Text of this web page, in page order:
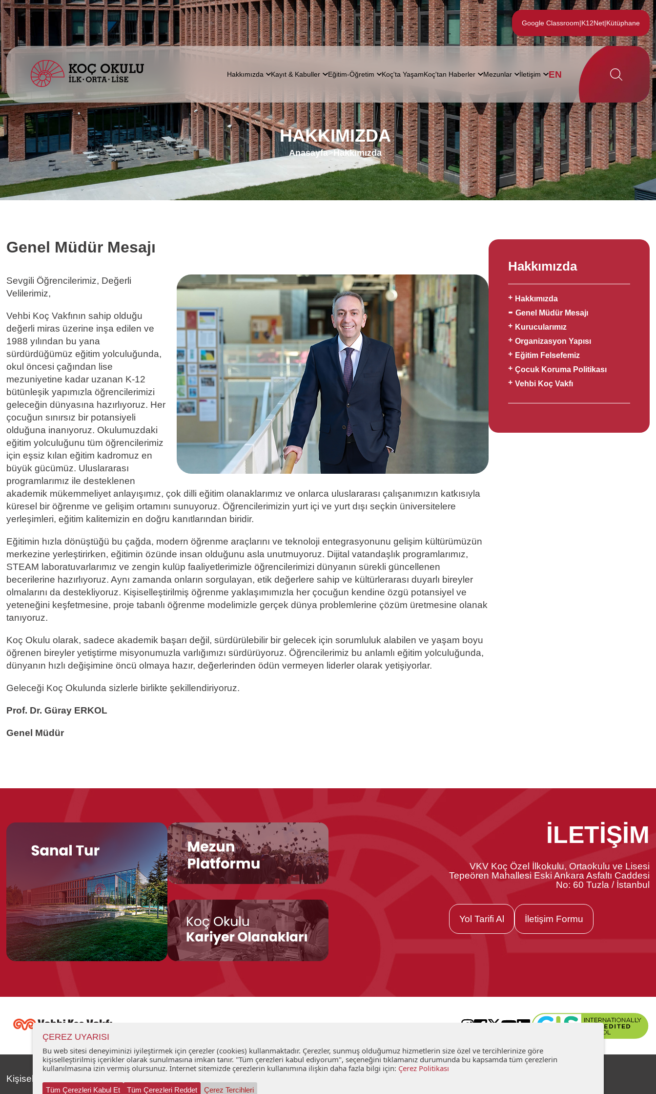
Google Classroom|K12Net|Kütüphane
Hakkımızda Kayıt & Kabuller Eğitim-Öğretim Koç'ta YaşamKoç'tan Haberler Mezunlar İletişim EN
HAKKIMIZDA
Anasayfa>Hakkımızda
Genel Müdür Mesajı
Sevgili Öğrencilerimiz, Değerli
Velilerimiz,
Vehbi Koç Vakfının sahip olduğu
değerli miras üzerine inşa edilen ve
1988 yılından bu yana
sürdürdüğümüz eğitim yolculuğunda,
okul öncesi çağından lise
mezuniyetine kadar uzanan K-12
bütünleşik yapımızla öğrencilerimizi
geleceğin dünyasına hazırlıyoruz. Her
çocuğun sınırsız bir potansiyeli
olduğuna inanıyoruz. Okulumuzdaki
eğitim yolculuğunu tüm öğrencilerimiz
için eşsiz kılan eğitim kadromuz en
büyük gücümüz. Uluslararası
programlarımız ile desteklenen
akademik mükemmeliyet anlayışımız, çok dilli eğitim olanaklarımız ve onlarca uluslararası çalışanımızın katkısıyla
küresel bir öğrenme ve gelişim ortamını sunuyoruz. Öğrencilerimizin yurt içi ve yurt dışı seçkin üniversitelere
yerleşimleri, eğitim kalitemizin en doğru kanıtlarından biridir.
Eğitimin hızla dönüştüğü bu çağda, modern öğrenme araçlarını ve teknoloji entegrasyonunu gelişim kültürümüzün
merkezine yerleştirirken, eğitimin özünde insan olduğunu asla unutmuyoruz. Dijital vatandaşlık programlarımız,
STEAM laboratuvarlarımız ve zengin kulüp faaliyetlerimizle öğrencilerimizi dünyanın sürekli güncellenen
becerilerine hazırlıyoruz. Aynı zamanda onların sorgulayan, etik değerlere sahip ve kültürlerarası duyarlı bireyler
olmalarını da destekliyoruz. Kişiselleştirilmiş öğrenme yaklaşımımızla her çocuğun kendine özgü potansiyel ve
yeteneğini keşfetmesine, proje tabanlı öğrenme modelimizle gerçek dünya problemlerine çözüm üretmesine olanak
tanıyoruz.
Koç Okulu olarak, sadece akademik başarı değil, sürdürülebilir bir gelecek için sorumluluk alabilen ve yaşam boyu
öğrenen bireyler yetiştirme misyonumuzla varlığımızı sürdürüyoruz. Öğrencilerimiz bu anlamlı eğitim yolculuğunda,
dünyanın hızlı değişimine öncü olmaya hazır, değerlerinden ödün vermeyen liderler olarak yetişiyorlar.
Geleceği Koç Okulunda sizlerle birlikte şekillendiriyoruz.
Prof. Dr. Güray ERKOL
Genel Müdür
Hakkımızda
Hakkımızda
Genel Müdür Mesajı
Kurucularımız
Organizasyon Yapısı
Eğitim Felsefemiz
Çocuk Koruma Politikası
Vehbi Koç Vakfı
İLETİŞİM
VKV Koç Özel İlkokulu, Ortaokulu ve Lisesi
Tepeören Mahallesi Eski Ankara Asfaltı Caddesi
No: 60 Tuzla / İstanbul
Yol Tarifi Al İletişim Formu
Kişisel Verilerin Korunması
ÇEREZ UYARISI
Bu web sitesi deneyiminizi iyileştirmek için çerezler (cookies) kullanmaktadır. Çerezler, sunmuş olduğumuz hizmetlerin size özel ve tercihlerinize göre
kişiselleştirilmiş içerikler olarak sunulmasına imkan tanır. "Tüm çerezleri kabul ediyorum", seçeneğini tıklamanız durumunda bu kapsamda tüm çerezlerin
kullanılmasına izin vermiş olursunuz. İnternet sitemizde çerezlerin kullanımına ilişkin daha fazla bilgi için: Çerez Politikası
Tüm Çerezleri Kabul Et Tüm Çerezleri Reddet Çerez Tercihleri